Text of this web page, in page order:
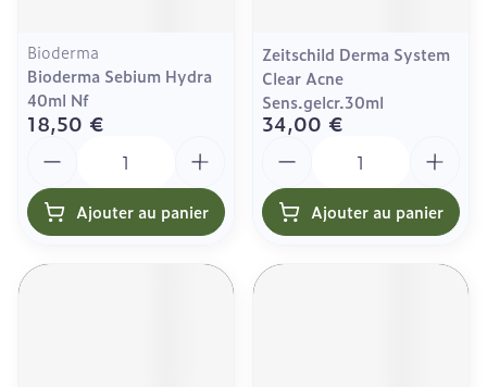
Bioderma
Bioderma Sebium Hydra
40ml Nf
18,50 €
Ajouter au panier
Zeitschild Derma System
Clear Acne
Sens.gelcr.30ml
34,00 €
Ajouter au panier